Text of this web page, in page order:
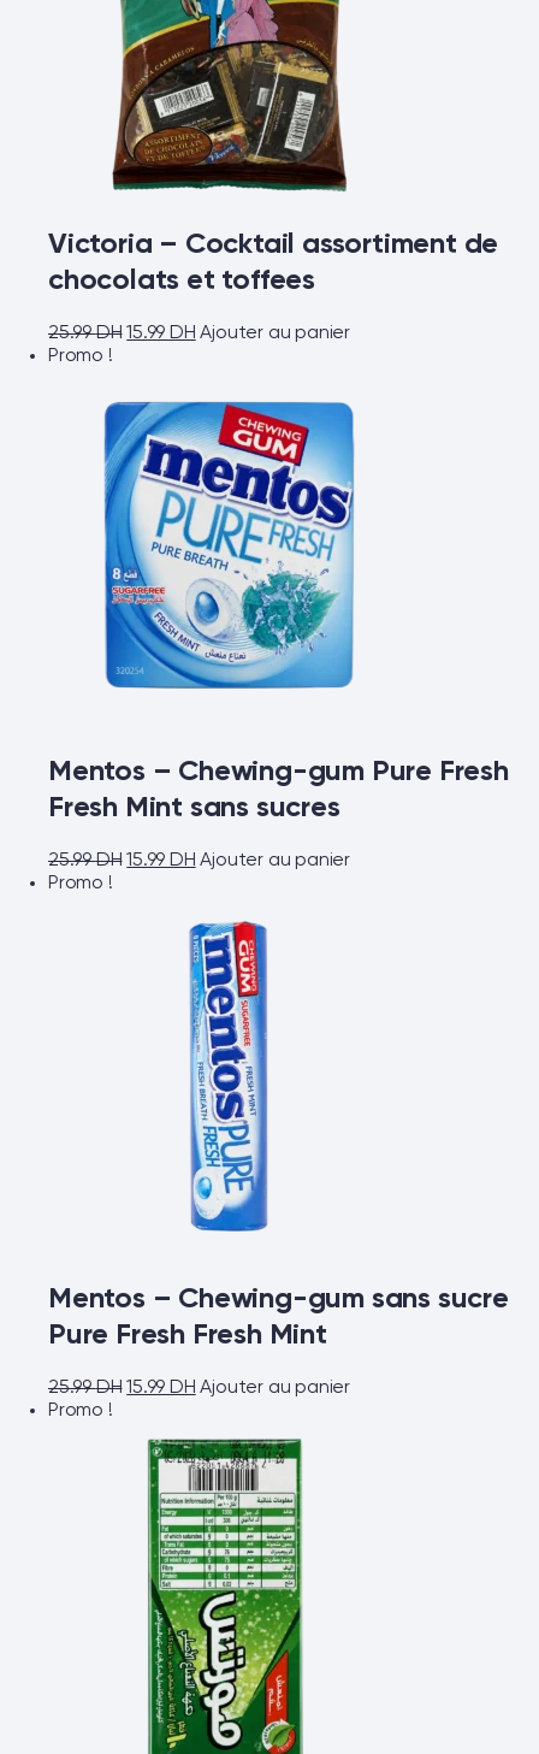
Victoria – Cocktail assortiment de
chocolats et toffees
25.99DH 15.99DH Ajouter au panier
Promo !
Mentos – Chewing-gum Pure Fresh
Fresh Mint sans sucres
25.99DH 15.99 DH Ajouter au panier
Promo !
Mentos – Chewing-gum sans sucre
Pure Fresh Fresh Mint
25.99DH 15.99 DH Ajouter au panier
Promo !